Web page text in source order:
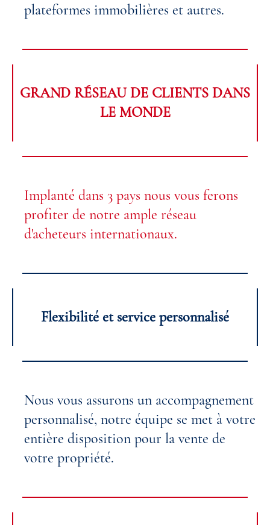
plateformes immobilières et autres.
Implanté dans 3 pays nous vous ferons
profiter de notre ample réseau
d'acheteurs internationaux.
GRAND RÉSEAU DE CLIENTS DANS
LE MONDE
Flexibilité et service personnalisé
Nous vous assurons un accompagnement
personnalisé, notre équipe se met à votre
entière disposition pour la vente de
votre propriété.